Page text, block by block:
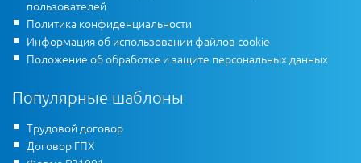
пользователей
Политика конфиденциальности
Информация об использовании файлов cookie
Положение об обработке и защите персональных данных
Популярные шаблоны
Трудовой договор
Договор ГПХ